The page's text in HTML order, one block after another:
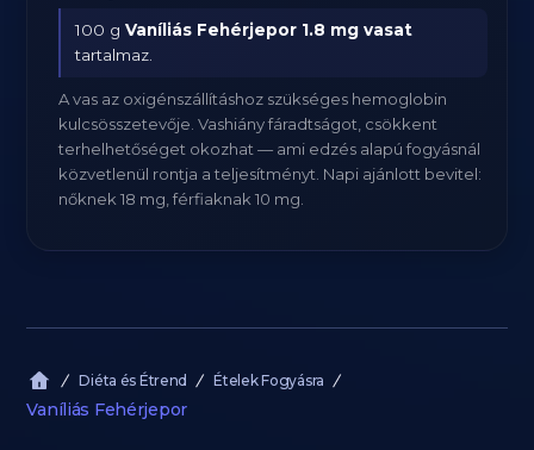
100 gVaníliás Fehérjepor 1.8 mg vasat
tartalmaz.
A vas az oxigénszállításhoz szükséges hemoglobin
kulcsösszetevője. Vashiány fáradtságot, csökkent
terhelhetőséget okozhat — ami edzés alapú fogyásnál
közvetlenül rontja a teljesítményt. Napi ajánlott bevitel:
nőknek 18 mg, férfiaknak 10 mg.
Diéta és Étrend Ételek Fogyásra
Vaníliás Fehérjepor